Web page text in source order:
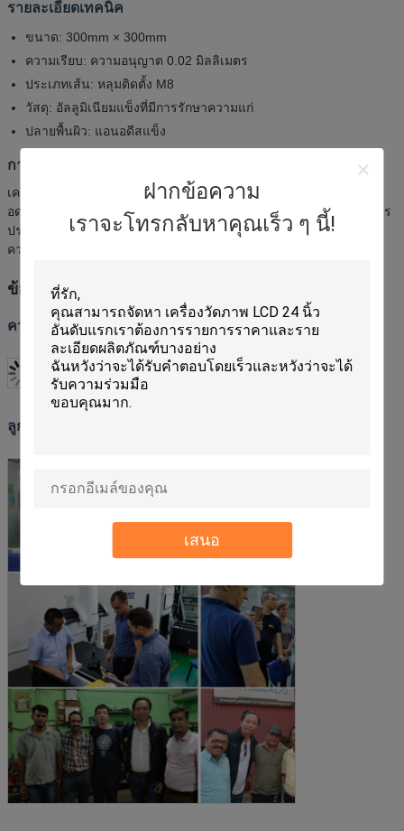
ฝากข้อความ
เราจะโทรกลับหาคุณเร็ว ๆ นี้!
เสนอ
รายละเอียดเทคนิค
ขนาด: 300mm × 300mm
ความเรียบ: ความอนุญาต 0.02 มิลลิเมตร
ประเภทเส้น: หลุมติดตั้ง M8
วัสดุ: อัลลูมิเนียมแข็งที่มีการรักษาความแก่
ปลายพื้นผิว: แอนอดีสแข็ง
การประกันคุณภาพ
เครื่องปรับระดับความเรียบร้อย FlexFix ติดตามความต้องการความ
อดทนที่เข้มงวด ด้วยความแม่นยําของความเรียบร้อยสูงถึง 0.04 มม.การ
ประกันคุณภาพของเครื่องประดับที่สําคัญสําหรับการใช้งานในการวัด
ความแม่นยํา.
ข้อมูลผู้ผลิต
ความ สามารถ ในการ ผลิต ของ เรา
ลูกค้าและเครือข่ายจําหน่ายของเรา